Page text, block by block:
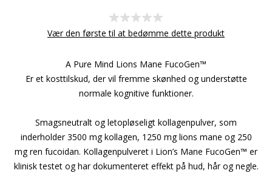
Vær den første til at bedømme dette produkt
A Pure Mind Lions Mane FucoGen™
Er et kosttilskud, der vil fremme skønhed og understøtte
normale kognitive funktioner.
Smagsneutralt og letopløseligt kollagenpulver, som
inderholder 3500 mg kollagen, 1250 mg lions mane og 250
mg ren fucoidan. Kollagenpulveret i Lion’s Mane FucoGen™ er
klinisk testet og har dokumenteret effekt på hud, hår og negle.